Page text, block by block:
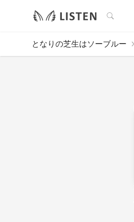
検索
となりの芝生はソーブルー